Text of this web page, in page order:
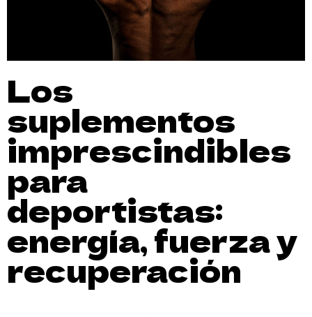
Los
suplementos
imprescindibles
para
deportistas:
energía, fuerza y
recuperación